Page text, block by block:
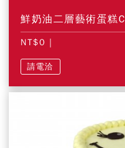
鮮奶油二層藝術蛋糕C
NT$0 |
請電洽